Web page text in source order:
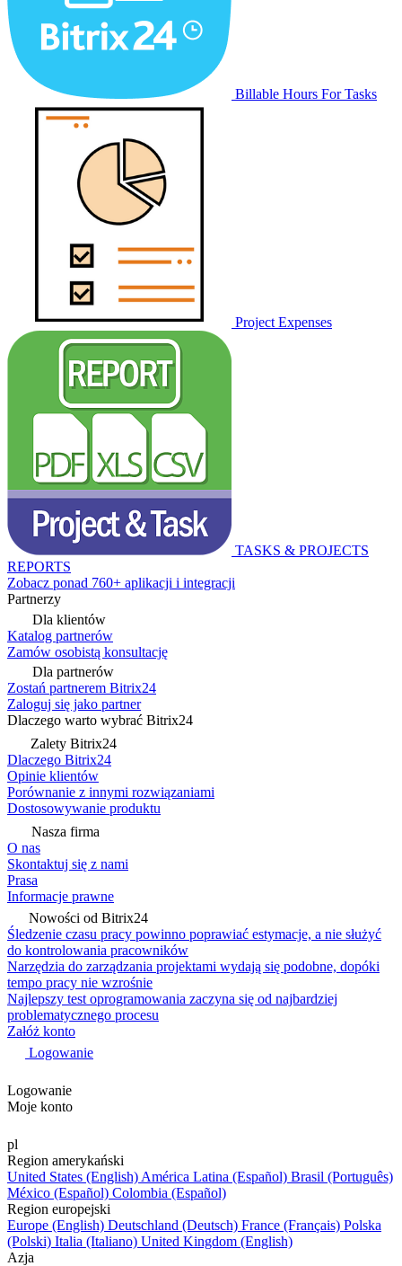
Billable Hours For Tasks
Project Expenses
TASKS & PROJECTS
REPORTS
Zobacz ponad 760+ aplikacji i integracji
Partnerzy
Dla klientów
Katalog partnerów
Zamów osobistą konsultację
Dla partnerów
Zostań partnerem Bitrix24
Zaloguj się jako partner
Dlaczego warto wybrać Bitrix24
Zalety Bitrix24
Dlaczego Bitrix24
Opinie klientów
Porównanie z innymi rozwiązaniami
Dostosowywanie produktu
Nasza firma
O nas
Skontaktuj się z nami
Prasa
Informacje prawne
Nowości od Bitrix24
Śledzenie czasu pracy powinno poprawiać estymacje, a nie służyć
do kontrolowania pracowników
Narzędzia do zarządzania projektami wydają się podobne, dopóki
tempo pracy nie wzrośnie
Najlepszy test oprogramowania zaczyna się od najbardziej
problematycznego procesu
Załóż konto
Logowanie
Logowanie
Moje konto
pl
Region amerykański
United States (English) América Latina (Español) Brasil (Português)
México (Español) Colombia (Español)
Region europejski
Europe (English) Deutschland (Deutsch) France (Français) Polska
(Polski) Italia (Italiano) United Kingdom (English)
Azja